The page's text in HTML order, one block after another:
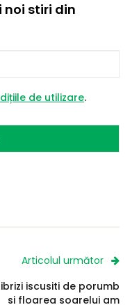
noi stiri din
de utilizare.
Articolul următor
iscusiti de porumb
si floarea soarelui am